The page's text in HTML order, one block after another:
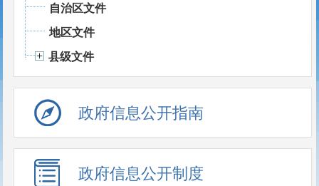
自治区文件
地区文件
县级文件
政府信息公开指南
政府信息公开制度